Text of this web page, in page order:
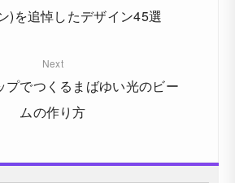
)を追悼したデザイン45選
Next
プでつくるまばゆい光のビー
ムの作り方